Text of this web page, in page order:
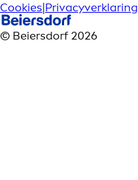
Cookies Privacyverklaring
© Beiersdorf 2026